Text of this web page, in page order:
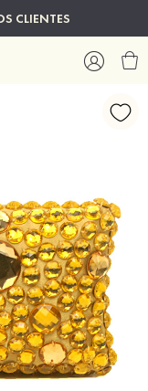
CLIENTES